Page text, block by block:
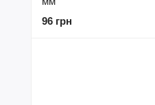
96 грн